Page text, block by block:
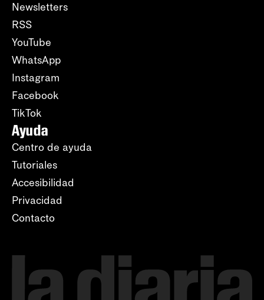
Newsletters
RSS
YouTube
WhatsApp
Instagram
Facebook
TikTok
Ayuda
Centro de ayuda
Tutoriales
Accesibilidad
Privacidad
Contacto